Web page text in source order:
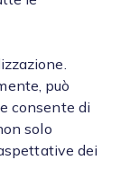
può
consente di
solo
dei